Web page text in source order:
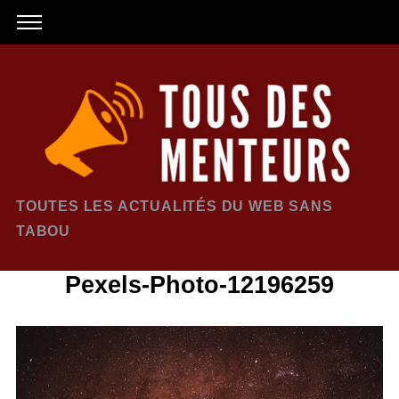
TOUTES LES ACTUALITÉS DU WEB SANS
TABOU
Pexels-Photo-12196259